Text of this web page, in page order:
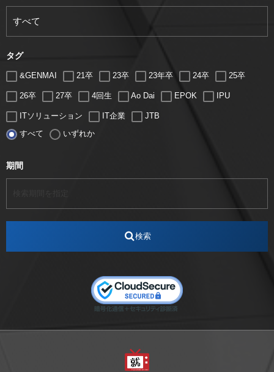
タグ
&GENMAI 21卒 23卒 23年卒 24卒 25卒
26卒 27卒 4回生 Ao Dai EPOK IPU
ITソリューション IT企業 JTB
LUGZ ENTERTAINMENT
アート アイスダンス選手 アステラス製薬
エスタカヤ電子工業
オンライン カイタック
キーエンス流性弱説経営 キーエンス解剖
セレクトショップ
すべて いずれか
期間
検索